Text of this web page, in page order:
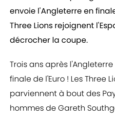
envoie l'Angleterre en
Three Lions rejoignent
décrocher la coupe.
Trois ans après
finale de l'Euro ! Les Three
parviennent à bout des
hommes de Gareth